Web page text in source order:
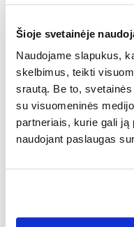
Šioje svetainėje
Naudojame slapukus,
skelbimus, teikti
srautą. Be to,
su visuomeninės
partneriais, kurie gali
naudojant paslaugas
GALIMYBĖ NULEISTI
TUALETE:
TŪRIS (ML): 5000
BENEK
Kokios yra prekių
Produktą gali vertinti tik
Patikrinę atsiliepimus,